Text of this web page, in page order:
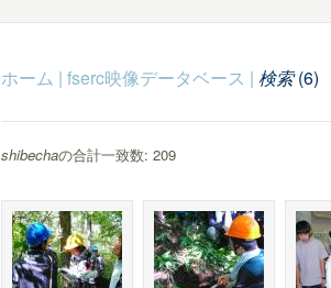
ホーム | fserc映像データベース | 検索(6)
shibechaの合計一致数: 209